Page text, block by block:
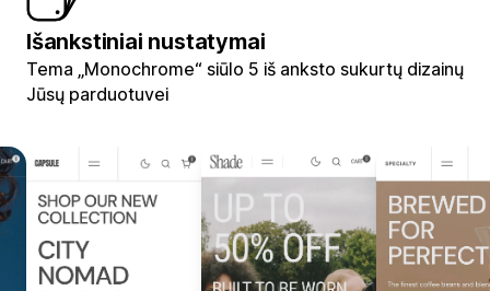
Išankstiniai nustatymai
Tema „Monochrome“ siūlo 5 iš anksto sukurtų dizainų
Jūsų parduotuvei